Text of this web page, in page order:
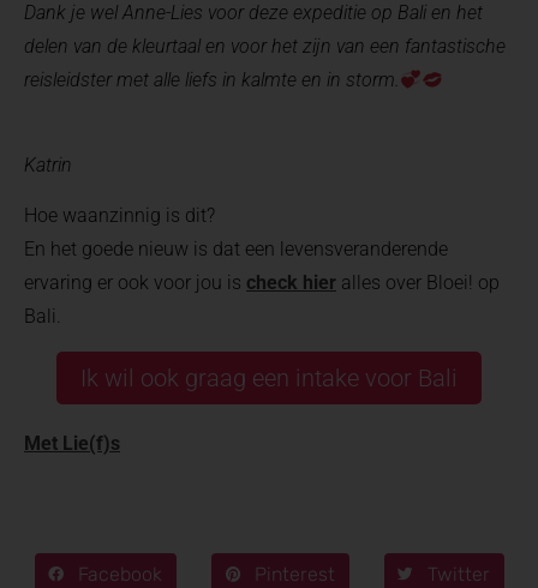
Dank je wel Anne-Lies voor deze expeditie op Bali en het
delen van de kleurtaal en voor het zijn van een fantastische
reisleidster met alle liefs in kalmte en in storm.
Katrin
Hoe waanzinnig is dit?
En het goede nieuw is dat een levensveranderende
ervaring er ook voor jou is check hier alles over Bloei! op
Bali.
Ik wil ook graag een intake voor Bali
Met Lie(f)s
Facebook Pinterest Twitter